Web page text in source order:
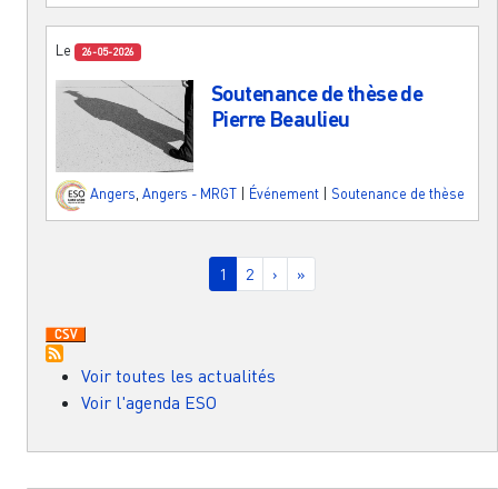
Le 26-05-2026
Soutenance de thèse de
Pierre Beaulieu
Angers Angers - MRGT Événement Soutenance de thèse
Page courante
1 Page
2 Page suivante
› Dernière page
»
Voir toutes les actualités
Voir l'agenda ESO